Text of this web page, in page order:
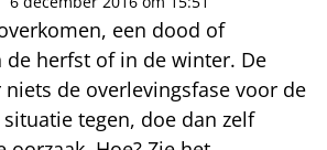
een dood of
herfst of in de winter. De
de overlevingsfase voor de
tegen, doe dan zelf